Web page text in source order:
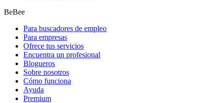
BeBee
Para buscadores de empleo
Para empresas
Ofrece tus servicios
Encuentra un profesional
Blogueros
Sobre nosotros
Cómo funciona
Ayuda
Premium